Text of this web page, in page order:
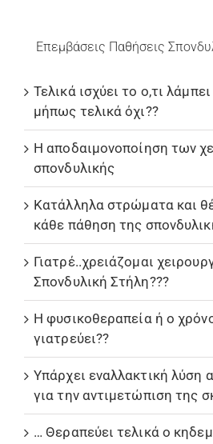
Επεμβάσεις Παθήσεις
Τελικά ισχύει το ο,τι
μήπως τελικά όχι??
Η αποδαιμονοποίηση των
σπονδυλικής
Κατάλληλα στρώματα και
κάθε πάθηση της
Γιατρέ..χρειάζομαι
Σπονδυλική Στήλη???
Η φυσικοθεραπεία ή ο
γιατρεύει??
Υπάρχει εναλλακτική λύση
για την αντιμετώπιση της
… Θεραπεύει τελικά ο